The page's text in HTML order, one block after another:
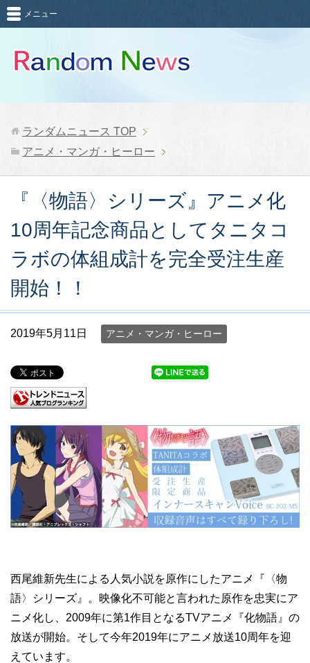
メニュー
ランダムニュース TOP
アニメ・マンガ・ヒーロー
『〈物語〉シリーズ』アニメ化
10周年記念商品としてタニタコ
ラボの体組成計を完全受注生産
開始！！
2019年5月11日 アニメ・マンガ・ヒーロー
西尾維新先生による人気小説を原作にしたアニメ『〈物
語〉シリーズ』。映像化不可能と言われた原作を忠実にア
ニメ化し、2009年に第1作目となるTVアニメ『化物語』の
放送が開始。そして今年2019年にアニメ放送10周年を迎
えています。